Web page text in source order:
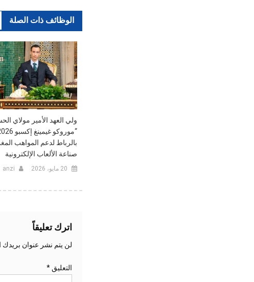
الوظائف ذات الصلة
ولي العهد الأمير مولاي
بالرباط لدعم المواهب
صناعة الألعاب الإلكترونية
20 مايو، 2026 anzi
اترك تعليقاً
لن يتم نشر عنوان بريدك
التعليق *